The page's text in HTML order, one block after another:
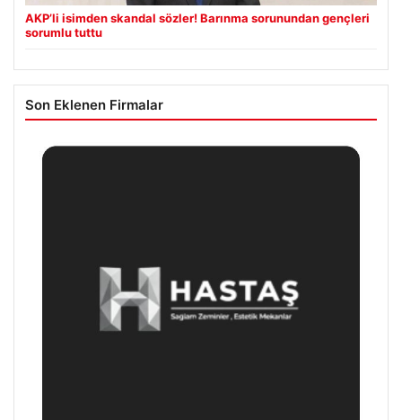
AKP’li isimden skandal sözler! Barınma sorunundan gençleri
sorumlu tuttu
Son Eklenen Firmalar